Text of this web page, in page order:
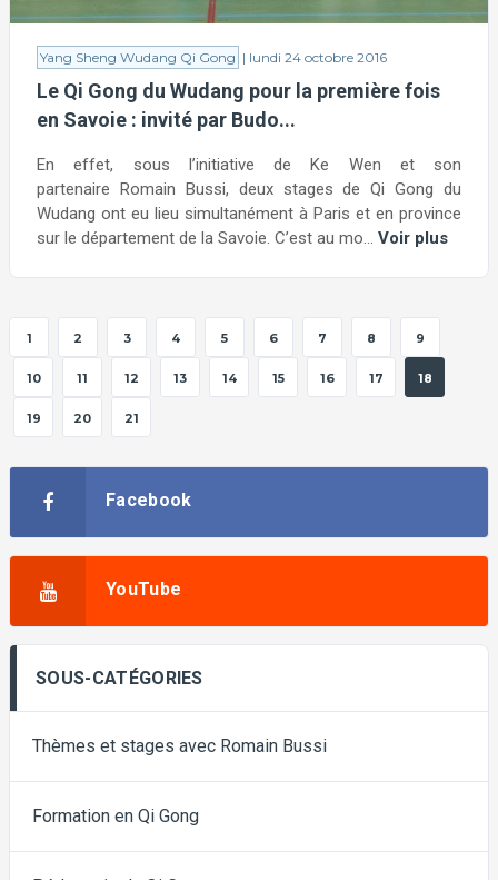
Yang Sheng Wudang Qi Gong | lundi 24 octobre 2016
Le Qi Gong du Wudang pour la première fois
en Savoie : invité par Budo...
En effet, sous l’initiative de Ke Wen et son
partenaire Romain Bussi, deux stages de Qi Gong du
Wudang ont eu lieu simultanément à Paris et en province
sur le département de la Savoie. C’est au mo... Voir plus
1 2 3 4 5 6 7 8 9
10 11 12 13 14 15 16 17 18
19 20 21
Facebook
YouTube
SOUS-CATÉGORIES
Thèmes et stages avec Romain Bussi
Formation en Qi Gong